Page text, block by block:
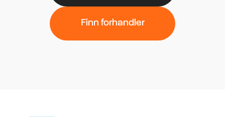
Finn forhandler